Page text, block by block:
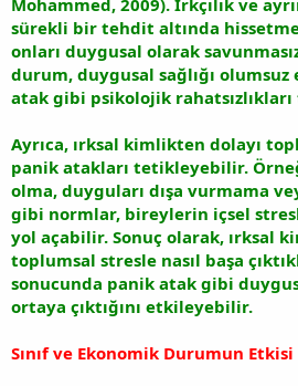
sürekli bir tehdit altında
onları duygusal olarak
durum, duygusal sağlığı
atak gibi psikolojik
Ayrıca, ırksal kimlikten dolayı
panik atakları tetikleyebilir.
olma, duyguları dışa vurmama
gibi normlar, bireylerin içsel
yol açabilir. Sonuç olarak, ırksal
toplumsal stresle nasıl başa
sonucunda panik atak gibi
ortaya çıktığını etkileyebilir.
Sınıf ve Ekonomik Durumun Etkisi